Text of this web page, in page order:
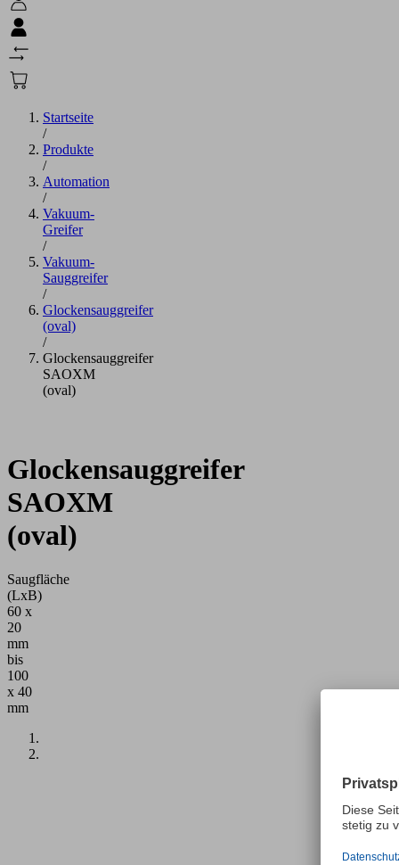
Startseite
/
Produkte
/
Automation
/
Vakuum-
Greifer
/
Vakuum-
Sauggreifer
/
Glockensauggreifer
(oval)
/
Glockensauggreifer
SAOXM
(oval)
Glockensauggreifer
SAOXM
(oval)
Saugfläche
(LxB)
60 x
20
mm
bis
100
x 40
mm